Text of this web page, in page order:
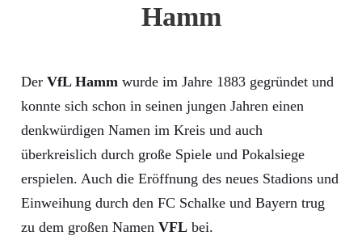
Hamm
Der VfL Hamm wurde im Jahre 1883 gegründet und
konnte sich schon in seinen jungen Jahren einen
denkwürdigen Namen im Kreis und auch
überkreislich durch große Spiele und Pokalsiege
erspielen. Auch die Eröffnung des neues Stadions und
Einweihung durch den FC Schalke und Bayern trug
zu dem großen Namen VFL bei.